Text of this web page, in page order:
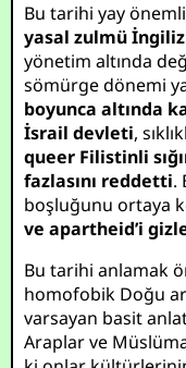
Bu tarihi yay
yasal zulmü
yönetim altında
sömürge dönemi
boyunca altında
İsrail devleti,
queer Filistinli
fazlasını reddetti.
boşluğunu ortaya
ve apartheid’i
Bu tarihi anlamak
homofobik Doğu
varsayan basit
Araplar ve